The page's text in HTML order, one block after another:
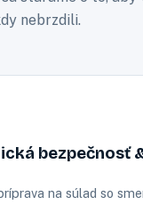
nebrzdili.
bezpečnosť
na súlad so